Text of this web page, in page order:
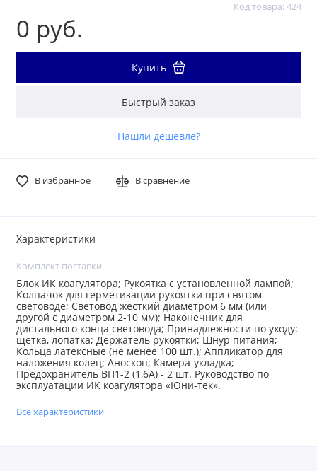
Код товара: 424
0 руб.
Купить
Быстрый заказ
Нашли дешевле?
В избранное В сравнение
Характеристики
Комплект поставки
Блок ИК коагулятора; Рукоятка с установленной лампой;
Колпачок для герметизации рукоятки при снятом
световоде; Световод жесткий диаметром 6 мм (или
другой с диаметром 2-10 мм); Наконечник для
дистального конца световода; Принадлежности по уходу:
щетка, лопатка; Держатель рукоятки; Шнур питания;
Кольца латексные (не менее 100 шт.); Аппликатор для
наложения колец; Аноскоп; Камера-укладка;
Предохранитель ВП1-2 (1,6А) - 2 шт. Руководство по
эксплуатации ИК коагулятора «Юни-тек».
Все характеристики